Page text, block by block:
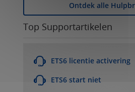
Ontdek alle
Top Supportartikelen
ETS6 licentie activering
ETS6 start niet